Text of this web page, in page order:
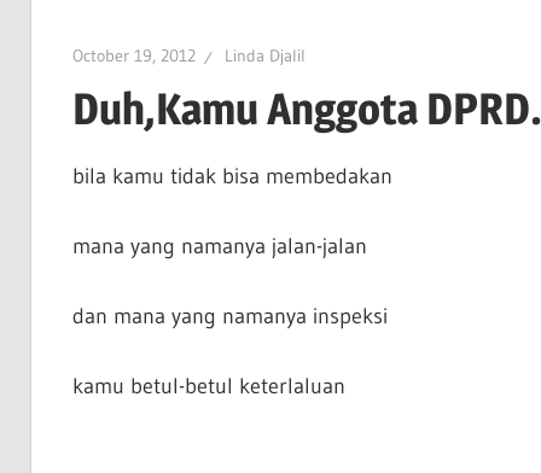
October 19, 2012 Linda Djalil
Duh,Kamu Anggota
bila kamu tidak bisa membedakan
mana yang namanya jalan-jalan
dan mana yang namanya inspeksi
kamu betul-betul keterlaluan